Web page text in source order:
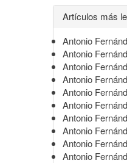
Detalles
del
artículo
Artículos más
Antonio
Antonio
Antonio
Antonio
Antonio
Antonio
Antonio
Antonio
Antonio
Antonio